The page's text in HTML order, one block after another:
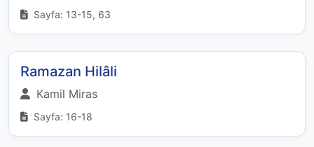
Sayfa: 13-15, 63
Ramazan Hilâli
Kamil Miras
Sayfa: 16-18